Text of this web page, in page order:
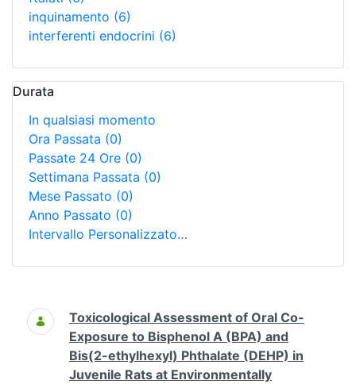
inquinamento (6)
interferenti endocrini (6)
Durata
In qualsiasi momento
Ora Passata (0)
Passate 24 Ore (0)
Settimana Passata (0)
Mese Passato (0)
Anno Passato (0)
Intervallo Personalizzato…
Ricerca
Toxicological Assessment of Oral Co-
Exposure to Bisphenol A (BPA) and
Bis(2-ethylhexyl) Phthalate (DEHP) in
Juvenile Rats at Environmentally